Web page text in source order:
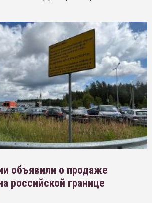
объявили о продаже
российской границе